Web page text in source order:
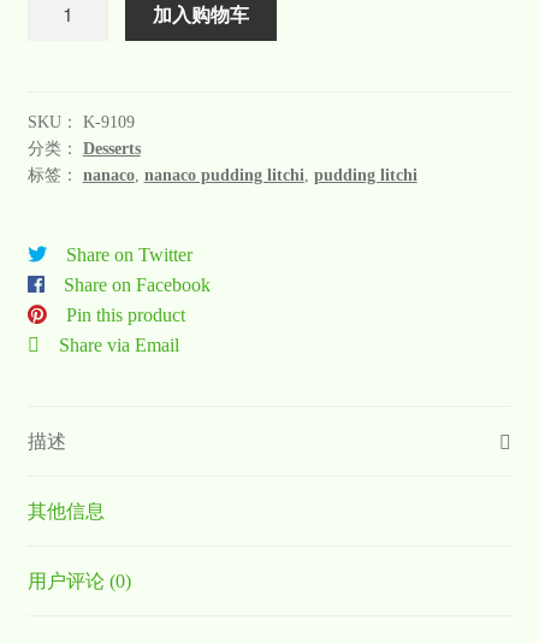
加入购物车
SKU： K-9109
分类： Desserts
标签： nanaco, nanaco pudding litchi pudding litchi
Share on Twitter
Share on Facebook
Pin this product
Share via Email
描述
其他信息
用户评论 (0)